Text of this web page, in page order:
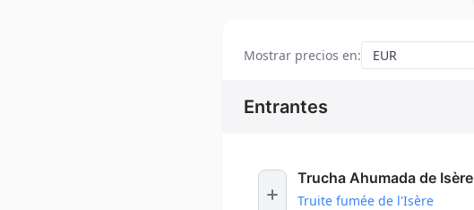
Mostrar precios en:
Entrantes
Trucha Ahumada de Isère
Truite fumée de l'Isère